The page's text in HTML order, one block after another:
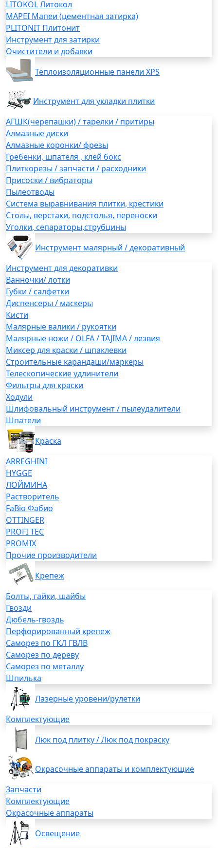
LITOKOL Литокол
MAPEI Мапеи (цементная затирка)
PLITONIT Плитонит
Инструмент для затирки
Очистители и добавки
Теплоизоляционные панели XPS
Инструмент для укладки плитки
АГШК(черепашки) / тарелки / притиры
Алмазные диски
Алмазные коронки/ фрезы
Гребенки, шпателя , клей бокс
Плиткорезы / запчасти / расходники
Присоски / вибраторы
Пылеотводы
Система выравнивания плитки, крестики
Столы, верстаки, подстолья, переноски
Уголки, сепараторы,струбцины
Инструмент малярный / декоративный
Инструмент для декоративки
Ванночки/ лотки
Губки / салфетки
Диспенсеры / маскеры
Кисти
Малярные валики / рукоятки
Малярные ножи / OLFA / TAJIMA / лезвия
Миксер для краски / шпаклевки
Строительные карандаши/маркеры
Телескопические удлинители
Фильтры для краски
Ходули
Шлифовальный инструмент / пылеудалители
Шпатели
Краска
ARREGHINI
HYGGE
ЛОЙМИНА
Растворитель
FaBio Фабио
OTTINGER
PROFI TEC
PROMIX
Прочие производители
Крепеж
Болты, гайки, шайбы
Гвозди
Дюбель-гвоздь
Перфорированный крепеж
Саморез по ГКЛ ГВЛВ
Саморез по дереву
Саморез по металлу
Шпилька
Лазерные уровени/рулетки
Комплектующие
Люк под плитку / Люк под покраску
Окрасочные аппараты и комплектующие
Запчасти
Комплектующие
Окрасочные аппараты
Освещение